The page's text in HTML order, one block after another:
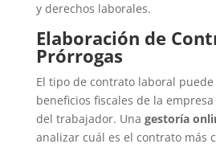
y derechos laborales.
Elaboración de
Prórrogas
El tipo de contrato laboral
beneficios fiscales de la
del trabajador. Una gestoría
analizar cuál es el contrato más